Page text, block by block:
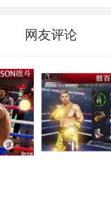
网友评论